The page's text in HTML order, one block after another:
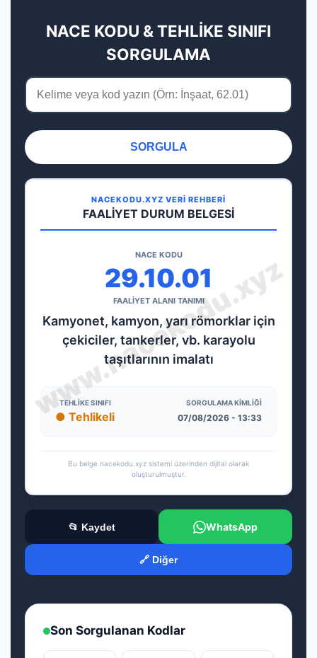
NACE KODU & TEHLİKE SINIFI
SORGULAMA
SORGULA
NACEKODU.XYZ VERİ REHBERİ
FAALİYET DURUM BELGESİ
NACE KODU
29.10.01
FAALİYET ALANI TANIMI
Kamyonet, kamyon, yarı römorklar için
çekiciler, tankerler, vb. karayolu
taşıtlarının imalatı
TEHLIKE SINIFI
● Tehlikeli
SORGULAMA KIMLIĞI
07/08/2026 - 13:33
Bu belge nacekodu.xyz sistemi üzerinden dijital olarak
oluşturulmuştur.
📂 Kaydet WhatsApp
🔗 Diğer
Son Sorgulanan Kodlar